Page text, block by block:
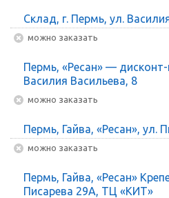
Склад, г. Пермь, ул.
Можно заказать
Пермь, «Ресан» — дисконт-
Василия Васильева, 8
Можно заказать
Пермь, Гайва, «Ресан», ул.
Можно заказать
Пермь, Гайва, «Ресан»
Писарева 29А, ТЦ «КИТ»